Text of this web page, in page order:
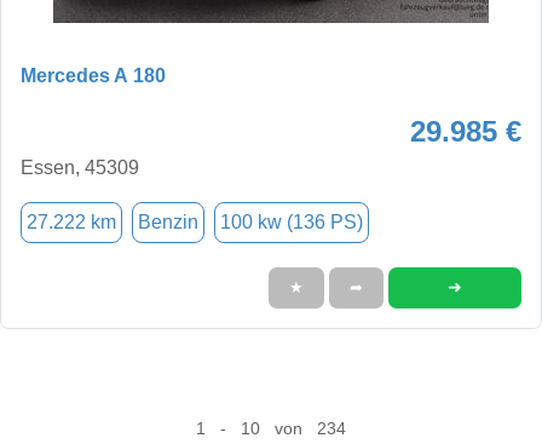
Mercedes A 180
29.985 €
Essen, 45309
27.222 km Benzin 100 kw (136 PS)
★ ➦ ➜
1 - 10 von 234